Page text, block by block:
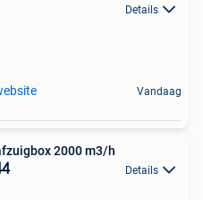
Details
Vandaag
2000 m3/h
Details